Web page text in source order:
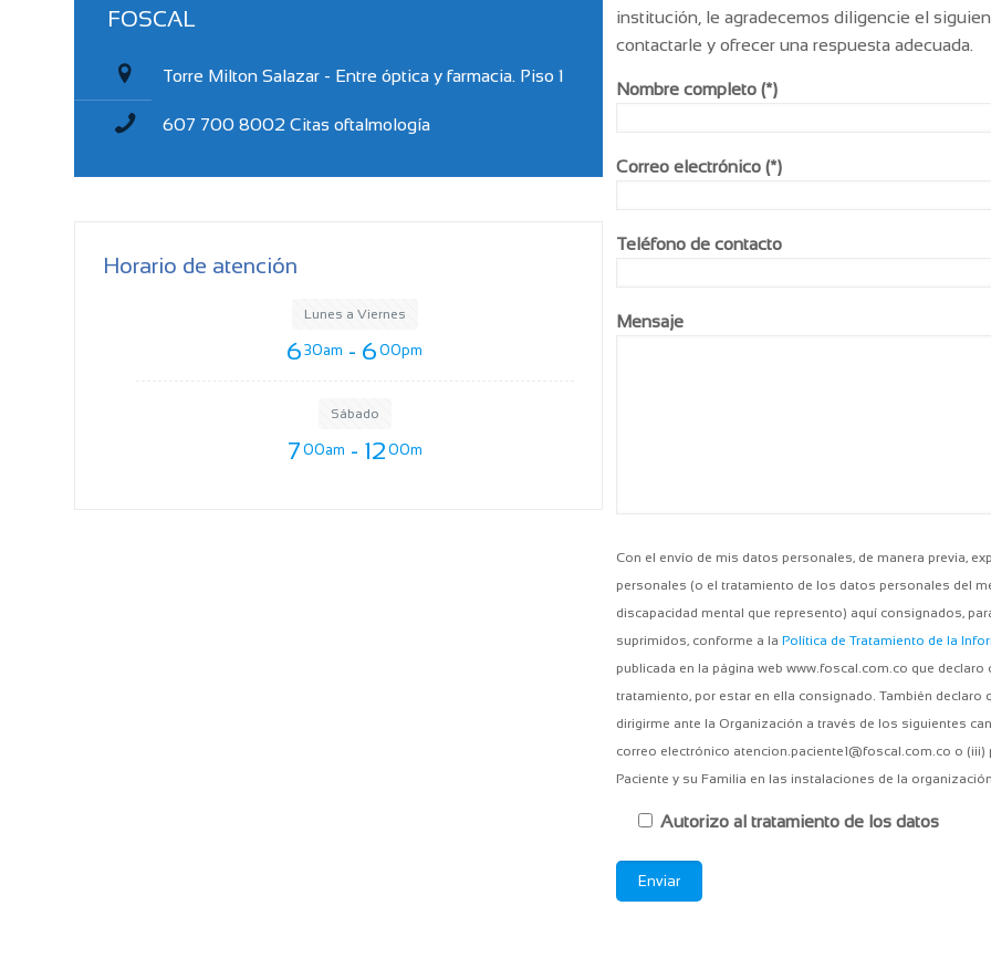
FOSCAL
Torre Milton Salazar - Entre óptica y farmacia. Piso 1
607 700 8002 Citas oftalmología
Horario de atención
Lunes a Viernes
6 30am - 6 00pm
Sábado
7 00am - 12 00m
institución, le agradecemos diligencie el
contactarle y ofrecer una respuesta adecuada.
Nombre completo (*)
Correo electrónico (*)
Teléfono de contacto
Mensaje
Con el envío de mis datos personales, de manera previa,
personales (o el tratamiento de los datos personales del
discapacidad mental que represento) aquí consignados,
suprimidos, conforme a laPolítica de Tratamiento de la
publicada en la página web www.foscal.com.co que
tratamiento, por estar en ella consignado. También
dirigirme ante la Organización a través de los siguientes
correo electrónico atencion.paciente1@foscal.com.co o
Paciente y su Familia en las instalaciones de la
Autorizo al tratamiento de los datos